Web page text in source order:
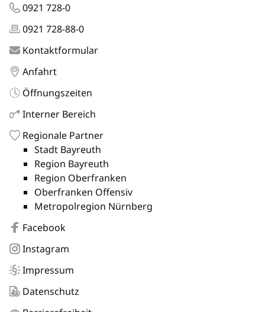
0921 728-0
0921 728-88-0
Kontaktformular
Anfahrt
Öffnungszeiten
Interner Bereich
Regionale Partner
Stadt Bayreuth
Region Bayreuth
Region Oberfranken
Oberfranken Offensiv
Metropolregion Nürnberg
Facebook
Instagram
Impressum
Datenschutz